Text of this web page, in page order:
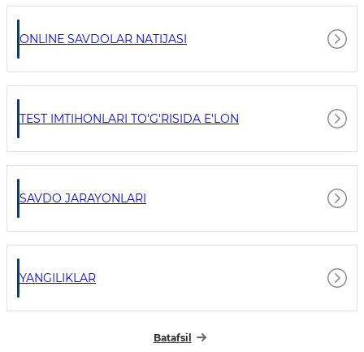
ONLINE SAVDOLAR NATIJASI
TEST IMTIHONLARI TO'G'RISIDA E'LON
SAVDO JARAYONLARI
YANGILIKLAR
Batafsil